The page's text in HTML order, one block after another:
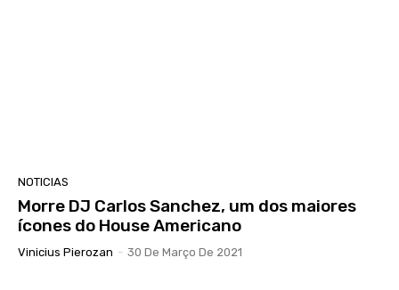
NOTICIAS
Morre DJ Carlos Sanchez, um dos maiores
ícones do House Americano
Vinicius Pierozan - 30 De Março De 2021